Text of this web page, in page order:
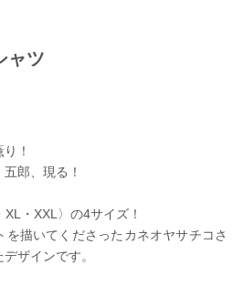
ャツ
！
郎、現る！
・XXL〉の4サイズ！
描いてくださったカネオヤサチコさ
ザインです。